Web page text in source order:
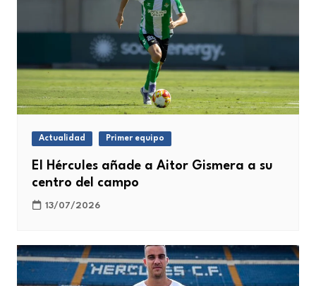
Actualidad Primer equipo
El Hércules añade a Aitor Gismera a su
centro del campo
13/07/2026